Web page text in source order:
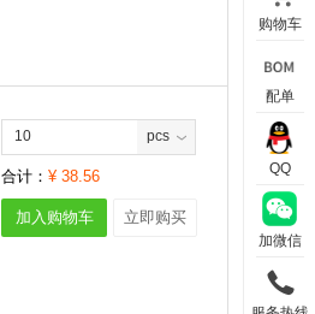
pcs
合计： ¥ 38.56
加入购物车 立即购买
购物车
配单
QQ
加微信